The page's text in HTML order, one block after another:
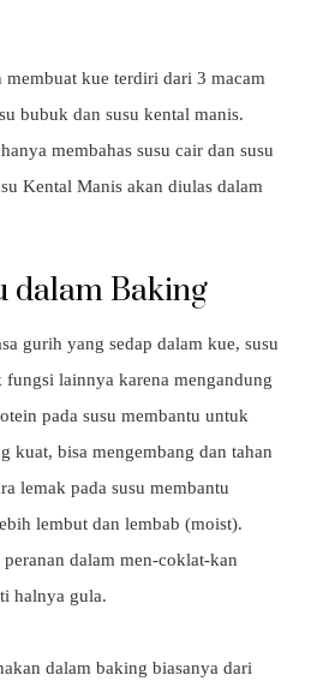
membuat kue terdiri dari 3 macam
bubuk dan susu kental manis.
membahas susu cair dan susu
Kental Manis akan diulas dalam
dalam Baking
gurih yang sedap dalam kue, susu
lainnya karena mengandung
pada susu membantu untuk
kuat, bisa mengembang dan tahan
lemak pada susu membantu
lembut dan lembab (moist).
peranan dalam men-coklat-kan
halnya gula.
dalam baking biasanya dari